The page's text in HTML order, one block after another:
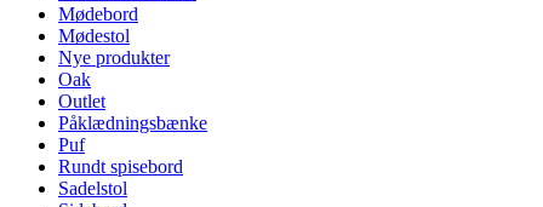
Mødebord
Mødestol
Nye produkter
Oak
Outlet
Påklædningsbænke
Puf
Rundt spisebord
Sadelstol